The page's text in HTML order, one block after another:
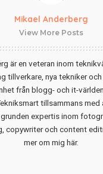
Mikael Anderberg
View More Posts
är en veteran inom
tillverkare, nya tekniker
från blogg- och it-
tillsammans med
grunden expertis inom
copywriter och content
mer om mig här.